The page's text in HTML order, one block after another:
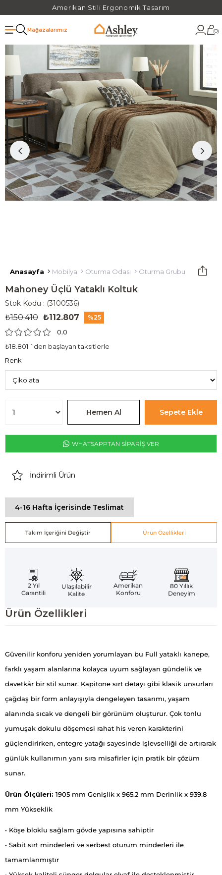
Amerikan Stili Ergonomik Tasarım
Mağazalarımız 0
Anasayfa Mobilya Oturma Odası Oturma Grubu Yataklı
Mahoney Üçlü Yataklı Koltuk
Stok Kodu (3100536)
₺150.410 ₺112.807 25
0.0
₺18.801 `den başlayan taksitlerle
Renk
WHATSAPPTAN SİPARİŞ VER
İndirimli Ürün
4-16 Hafta İçerisinde Teslimat
Takım İçeriğini Değiştir Ürün Özellikleri
2 Yıl
Garantili
Ulaşılabilir
Kalite
Amerikan
Konforu
80 Yıllık
Deneyim
Ürün Özellikleri
Güvenilir konforu yeniden yorumlayan bu Full yataklı kanepe,
farklı yaşam alanlarına kolayca uyum sağlayan gündelik ve
davetkâr bir stil sunar. Kapitone sırt detayı gibi klasik unsurları
çağdaş bir form anlayışıyla dengeleyen tasarımı, yaşam
alanında sıcak ve dengeli bir görünüm oluşturur. Çok tonlu
yumuşak dokulu döşemesi rahat his veren karakterini
güçlendirirken, entegre yatağı sayesinde işlevselliği de artırarak
günlük kullanımın yanı sıra misafirler için pratik bir çözüm
sunar.
Ürün Ölçüleri: 1905 mm Genişlik x 965.2 mm Derinlik x 939.8
mm Yükseklik
• Köşe bloklu sağlam gövde yapısına sahiptir
• Sabit sırt minderleri ve serbest oturum minderleri ile
tamamlanmıştır